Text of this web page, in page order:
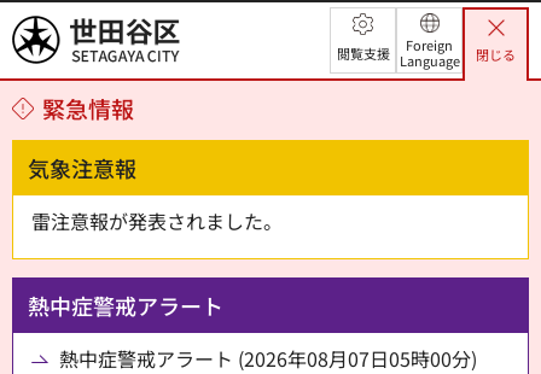
世田谷区 閲覧支援
Foreign
Language
閉じる
緊急情報
気象注意報
雷注意報が発表されました。
熱中症警戒アラート
熱中症警戒アラート (2026年08月07日05時00分)